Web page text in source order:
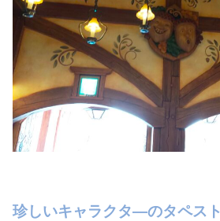
珍しいキャラクタ―のタペス